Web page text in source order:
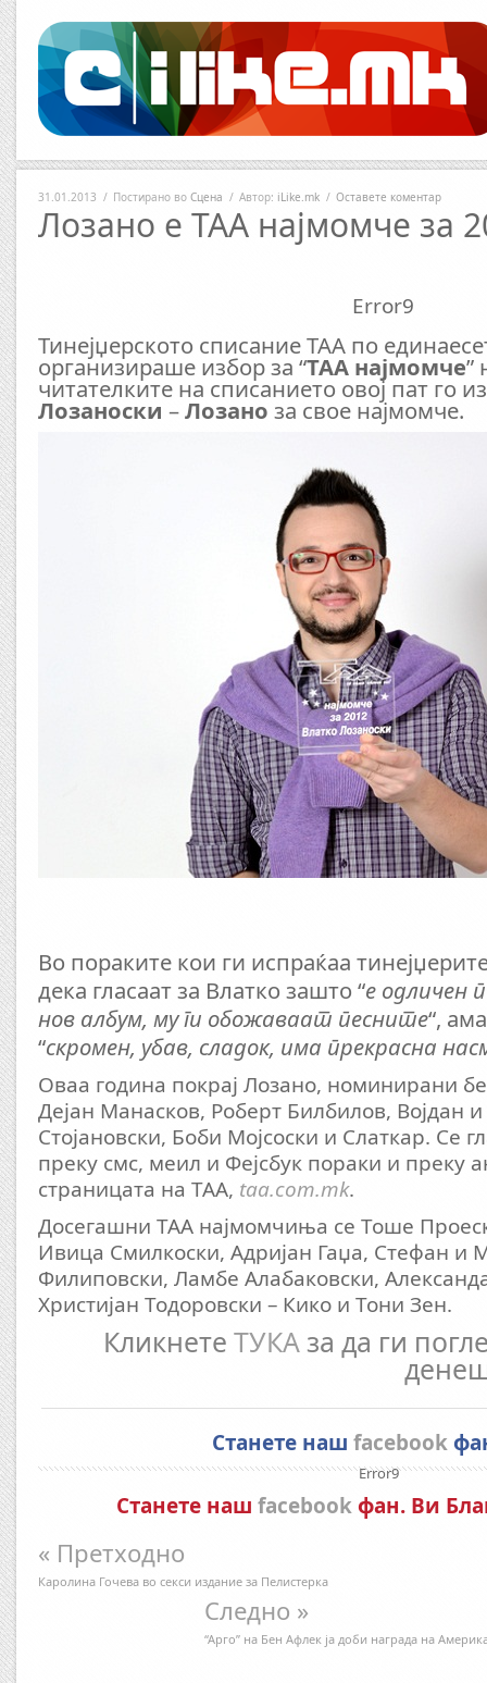
31.01.2013 / Постирано во Сцена / Автор: iLike.mk / Оставете коментар
Лозано е ТАА најмомче за
Error9
Тинејџерското списание ТАА по
организираше избор за “ТАА најмомче”
читателките на списанието овој пат го
Лозаноски –Лозано за свое најмомче.
Во пораките кои ги испраќаа
дека гласаат за Влатко зашто “е одличен
нов албум, му ги обожаваат песните“,
“скромен, убав, сладок, има прекрасна
Оваа година покрај Лозано, номинирани
Дејан Манасков, Роберт Билбилов, Војдан
Стојановски, Боби Мојсоски и Слаткар. Се
преку смс, меил и Фејсбук пораки и преку
страницата на ТАА, taa.com.mk.
Досегашни ТАА најмомчиња се Тоше
Ивица Смилкоски, Адријан Гаџа, Стефан и
Филиповски, Ламбе Алабаковски,
Христијан Тодоровски – Кико и Тони Зен.
Кликнете ТУКАза да ги
Станете наш facebook
Станете наш facebookфан. Ви
« Претходно
Каролина Гочева во секси издание за Пелистерка
Следно »
“Арго” на Бен Афлек ја доби награда на
Error9